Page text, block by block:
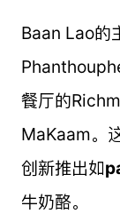
Baan Lao的
餐厅的
MaKaam。
创新推出如
牛奶酪。